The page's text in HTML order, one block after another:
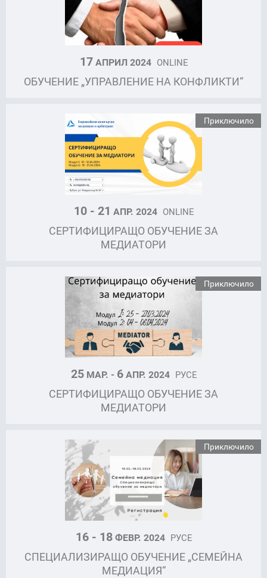
17АПРИЛ 2024 ONLINE
ОБУЧЕНИЕ „УПРАВЛЕНИЕ НА КОНФЛИКТИ“
Приключило
10 - 21 АПР. 2024 ONLINE
СЕРТИФИЦИРАЩО ОБУЧЕНИЕ ЗА
МЕДИАТОРИ
Приключило
25МАР. - 6АПР. 2024 РУСЕ
СЕРТИФИЦИРАЩО ОБУЧЕНИЕ ЗА
МЕДИАТОРИ
Приключило
16 - 18ФЕВР. 2024 РУСЕ
СПЕЦИАЛИЗИРАЩО ОБУЧЕНИЕ „СЕМЕЙНА
МЕДИАЦИЯ“